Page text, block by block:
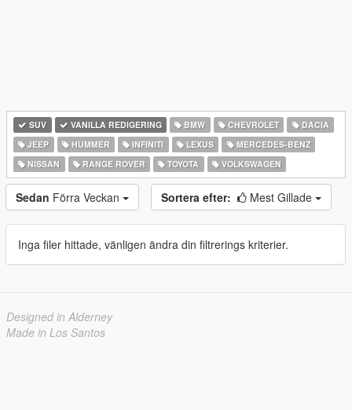
SUV VANILLA REDIGERING BMW CHEVROLET
DACIA
JEEP
HUMMER INFINITI LEXUS
MERCEDES-BENZ
NISSAN
RANGE ROVER TOYOTA VOLKSWAGEN
Sedan Förra Veckan Sortera efter: Mest Gillade
Inga filer hittade, vänligen ändra din filtrerings kriterier.
Designed in Alderney
Made in Los Santos